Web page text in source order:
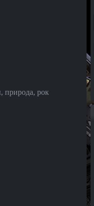
природа, рок